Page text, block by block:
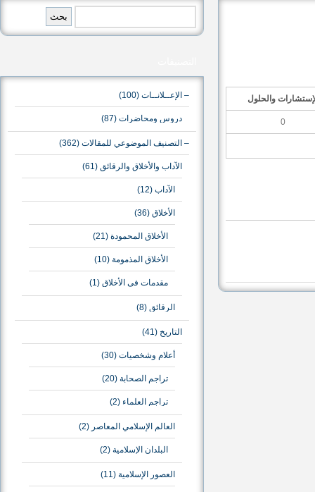
البحث
– الإعــلانــات(100)
دروس ومحاضرات(87)
– التصنيف الموضوعي للمقالات(362)
الآداب والأخلاق والرقائق(61)
الآداب(12)
الأخلاق(36)
الأخلاق المحمودة(21)
الأخلاق المذمومة(10)
مقدمات في الأخلاق(1)
الرقائق(8)
التاريخ(41)
أعلام وشخصيات(30)
تراجم الصحابة(20)
تراجم العلماء(2)
العالم الإسلامي المعاصر(2)
البلدان الإسلامية(2)
العصور الإسلامية(11)
والحلول